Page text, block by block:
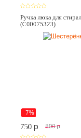
Ручка люка для
(C00075323)
-7%
750 p 800 p